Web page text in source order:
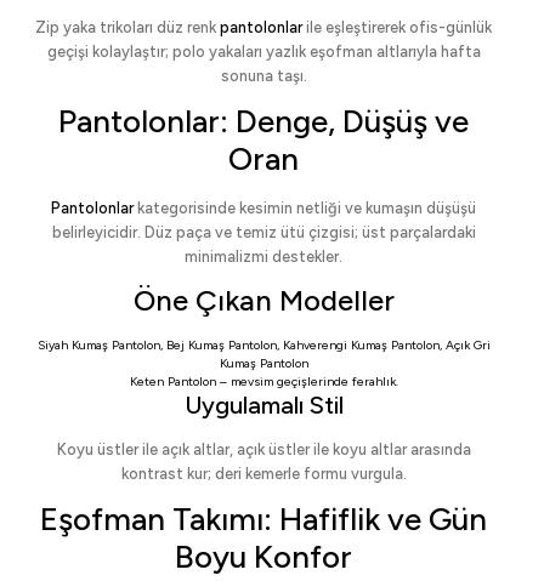
Zip yaka trikoları düz renk pantolonlarile eşleştirerek ofis-günlük
geçişi kolaylaştır; polo yakaları yazlık eşofman altlarıyla hafta
sonuna taşı.
Pantolonlar: Denge, Düşüş ve
Oran
Pantolonlarkategorisinde kesimin netliği ve kumaşın düşüşü
belirleyicidir. Düz paça ve temiz ütü çizgisi; üst parçalardaki
minimalizmi destekler.
Öne Çıkan Modeller
Siyah Kumaş Pantolon, Bej Kumaş Pantolon, Kahverengi Kumaş Pantolon, Açık Gri
Kumaş Pantolon
Keten Pantolon– mevsim geçişlerinde ferahlık.
Uygulamalı Stil
Koyu üstler ile açık altlar, açık üstler ile koyu altlar arasında
kontrast kur; deri kemerle formu vurgula.
Eşofman Takımı: Hafiflik ve Gün
Boyu Konfor